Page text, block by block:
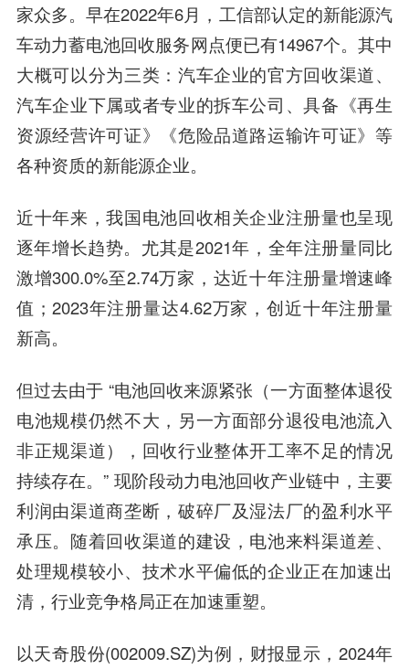
家众多。早在2022年6月，工信部认定的新能源汽
车动力蓄电池回收服务网点便已有14967个。其中
大概可以分为三类：汽车企业的官方回收渠道、
汽车企业下属或者专业的拆车公司、具备《再生
资源经营许可证》《危险品道路运输许可证》等
各种资质的新能源企业。
近十年来，我国电池回收相关企业注册量也呈现
逐年增长趋势。尤其是2021年，全年注册量同比
激增300.0%至2.74万家，达近十年注册量增速峰
值；2023年注册量达4.62万家，创近十年注册量
新高。
但过去由于 “电池回收来源紧张（一方面整体退役
电池规模仍然不大，另一方面部分退役电池流入
非正规渠道），回收行业整体开工率不足的情况
持续存在。” 现阶段动力电池回收产业链中，主要
利润由渠道商垄断，破碎厂及湿法厂的盈利水平
承压。随着回收渠道的建设，电池来料渠道差、
处理规模较小、技术水平偏低的企业正在加速出
清，行业竞争格局正在加速重塑。
以天奇股份(002009.SZ)为例，财报显示，2024年